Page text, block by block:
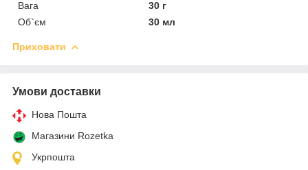
Вага
30 г
Об`єм
30 мл
Приховати
Умови доставки
Нова Пошта
Магазини Rozetka
Укрпошта